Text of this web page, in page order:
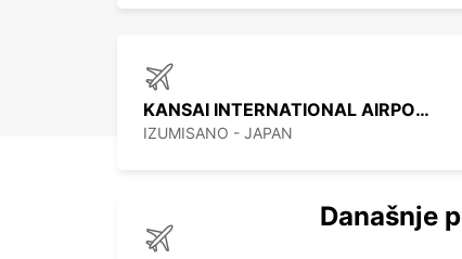
KANSAI INTERNATIONAL AIRPORT
IZUMISANO - JAPAN
Današnje